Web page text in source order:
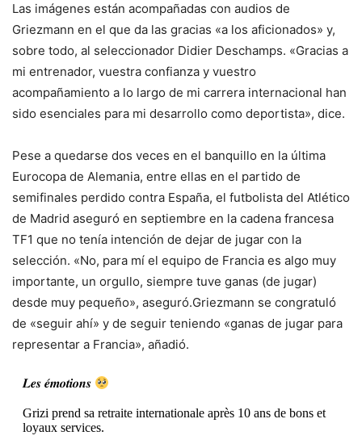
Las imágenes están acompañadas con audios de
Griezmann en el que da las gracias «a los aficionados» y,
sobre todo, al seleccionador Didier Deschamps. «Gracias a
mi entrenador, vuestra confianza y vuestro
acompañamiento a lo largo de mi carrera internacional han
sido esenciales para mi desarrollo como deportista», dice.
Pese a quedarse dos veces en el banquillo en la última
Eurocopa de Alemania, entre ellas en el partido de
semifinales perdido contra España, el futbolista del Atlético
de Madrid aseguró en septiembre en la cadena francesa
TF1 que no tenía intención de dejar de jugar con la
selección. «No, para mí el equipo de Francia es algo muy
importante, un orgullo, siempre tuve ganas (de jugar)
desde muy pequeño», aseguró.Griezmann se congratuló
de «seguir ahí» y de seguir teniendo «ganas de jugar para
representar a Francia», añadió.
𝑳𝒆𝒔 𝒆́𝒎𝒐𝒕𝒊𝒐𝒏𝒔
Grizi prend sa retraite internationale après 10 ans de bons et
loyaux services.